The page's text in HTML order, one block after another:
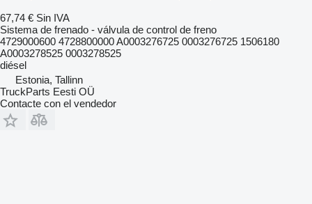
67,74 € Sin IVA
Sistema de frenado - válvula de control de freno
4729000600 4728800000 A0003276725 0003276725 1506180
A0003278525 0003278525
diésel
Estonia, Tallinn
TruckParts Eesti OÜ
Contacte con el vendedor